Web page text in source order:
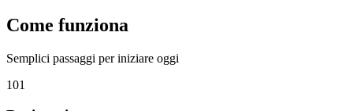
Come funziona
Semplici passaggi per iniziare oggi
101